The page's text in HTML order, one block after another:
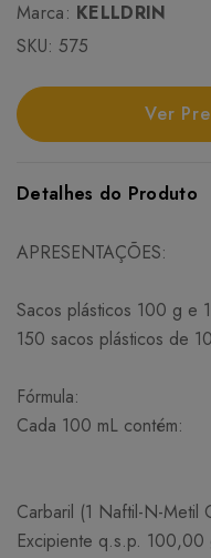
Marca: KELLDRIN
SKU: 575
Ver
Detalhes do Produto
APRESENTAÇÕES:
Sacos plásticos 100 g e
150 sacos plásticos de
Fórmula:
Cada 100 mL contém:
Carbaril (1 Naftil-N-Metil
Excipiente q.s.p. 100,00